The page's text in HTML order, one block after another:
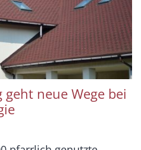
neue Wege bei